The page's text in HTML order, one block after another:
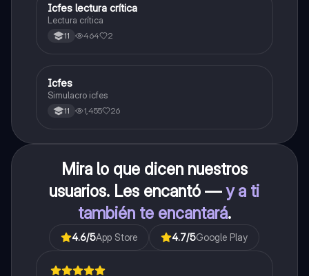
Lengua Castellana
Icfes lectura crítica
Lectura crítica
11 464 2
ICFES: Sociales y Ciudadanas
Icfes
Simulacro icfes
11 1,455 26
Mira lo que dicen nuestros
usuarios. Les encantó —y a ti
también te encantará.
4.6/5App Store 4.7/5Google Play